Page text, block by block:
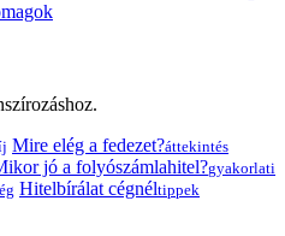
Mire elég a fedezet?áttekintés
jó a folyószámlahitel?gyakorlati
Hitelbírálat cégnéltippek